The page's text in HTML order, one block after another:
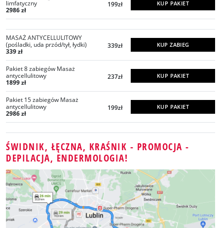
limfatyczny
2986 zł
199zł KUP PAKIET
MASAŻ ANTYCELLULITOWY
(pośladki, uda przód/tył, łydki)
339 zł
339zł KUP ZABIEG
Pakiet 8 zabiegów Masaż
antycellulitowy
1899 zł
237zł KUP PAKIET
Pakiet 15 zabiegów Masaż
antycellulitowy
2986 zł
199zł KUP PAKIET
ŚWIDNIK, ŁĘCZNA, KRAŚNIK - PROMOCJA -
DEPILACJA, ENDERMOLOGIA!